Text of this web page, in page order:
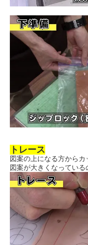
トレース
図案の上になる方からカ
図案が大きくなってい